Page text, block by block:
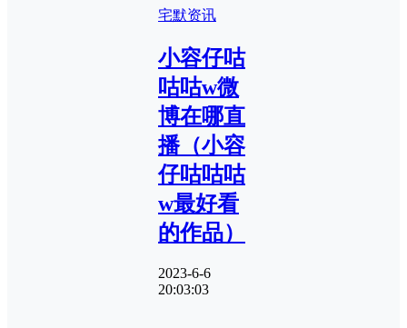
宅默资讯
小容仔咕
咕咕w微
博在哪直
播（小容
仔咕咕咕
w最好看
的作品）
2023-6-6
20:03:03